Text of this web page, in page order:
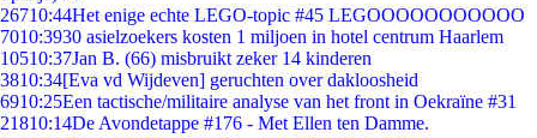
26710:44Het enige echte LEGO-topic #45 LEGOOOOOOOOOOO
7010:3930 asielzoekers kosten 1 miljoen in hotel centrum Haarlem
10510:37Jan B. (66) misbruikt zeker 14 kinderen
3810:34[Eva vd Wijdeven] geruchten over dakloosheid
6910:25Een tactische/militaire analyse van het front in Oekraïne #31
21810:14De Avondetappe #176 - Met Ellen ten Damme.